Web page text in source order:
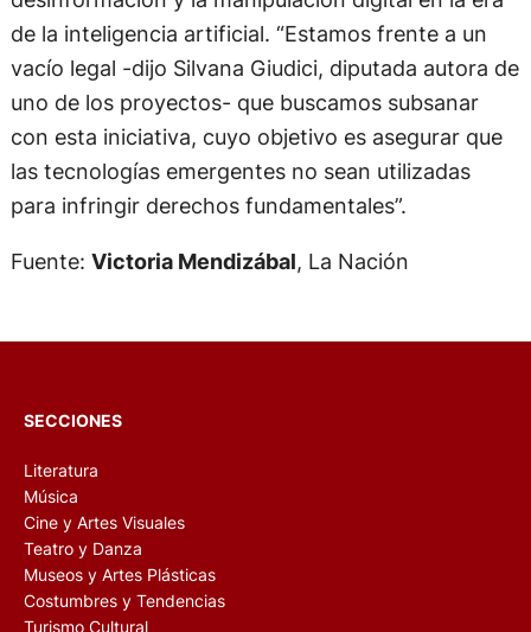
de la inteligencia artificial. “Estamos frente a un
vacío legal -dijo Silvana Giudici, diputada autora de
uno de los proyectos- que buscamos subsanar
con esta iniciativa, cuyo objetivo es asegurar que
las tecnologías emergentes no sean utilizadas
para infringir derechos fundamentales”.
Fuente: Victoria Mendizábal, La Nación
SECCIONES
Literatura
Música
Cine y Artes Visuales
Teatro y Danza
Museos y Artes Plásticas
Costumbres y Tendencias
Turismo Cultural